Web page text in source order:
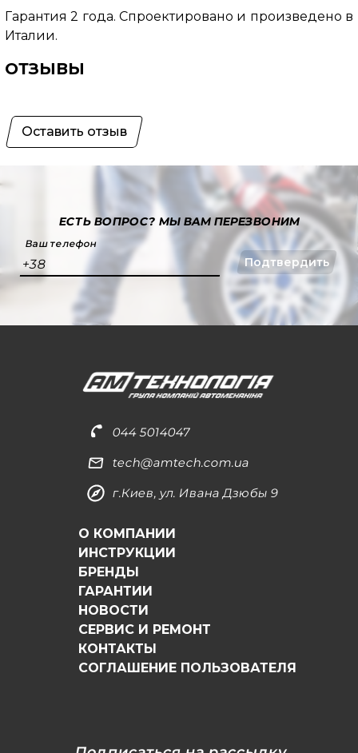
Гарантия 2 года. Спроектировано и произведено в
Италии.
ОТЗЫВЫ
Оставить отзыв
ЕСТЬ ВОПРОС?МЫ ВАМ ПЕРЕЗВОНИМ
Ваш телефон
+38 Подтвердить
044 5014047
tech@amtech.com.ua
г.Киев, ул. Ивана Дзюбы 9
О КОМПАНИИ
ИНСТРУКЦИИ
БРЕНДЫ
ГАРАНТИИ
НОВОСТИ
СЕРВИС И РЕМОНТ
КОНТАКТЫ
СОГЛАШЕНИЕ ПОЛЬЗОВАТЕЛЯ